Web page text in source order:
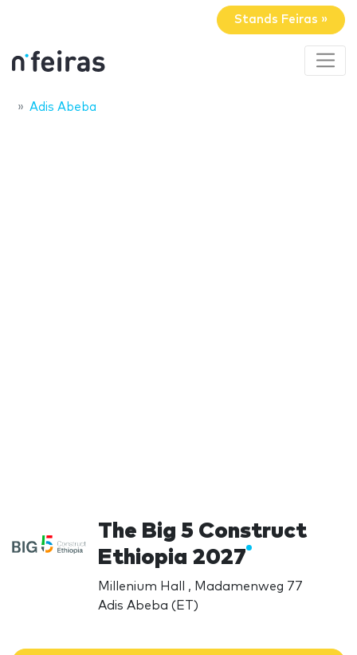
Stands Feiras »
Adis Abeba
The Big 5 Construct
Ethiopia 2027
Millenium Hall , Madamenweg 77
Adis Abeba (ET)